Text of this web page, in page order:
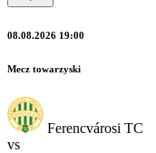
08.08.2026 19:00
Mecz towarzyski
Ferencvárosi TC
vs